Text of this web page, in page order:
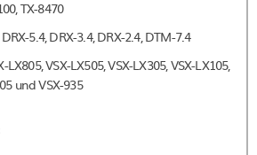
TX-8470
5.4, DRX-3.4, DRX-2.4, DTM-7.4
VSX-LX505, VSX-LX305, VSX-LX105,
und VSX-935